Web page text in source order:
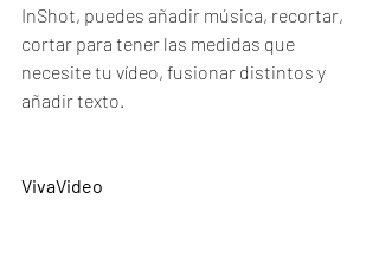
InShot, puedes añadir música, recortar,
cortar para tener las medidas que
necesite tu vídeo, fusionar distintos y
añadir texto.
VivaVideo